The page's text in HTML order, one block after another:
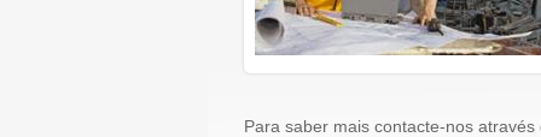
Para saber mais contacte-nos